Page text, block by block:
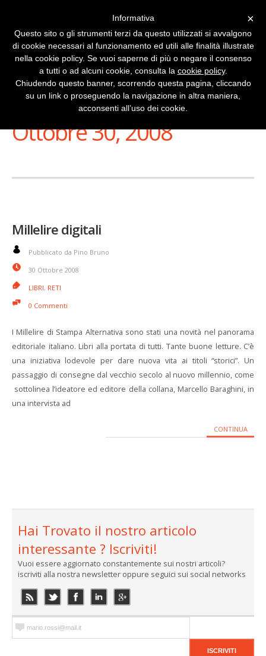
Stai Visualizzando
Ottobre 30, 2008
Millelire digitali
Pubblicato da Pino Bruno
30 Ottobre 2008
LIBRI, RETI
0 Commenti
I Millelire di Stampa Alternativa sono stati una novità nel panorama
editoriale italiano. Libri alla portata di tutti. Tante buone letture. C’è
una iniziativa lodevole per dare nuova vita ai titoli “storici”. Un
passaggio di consegne dal vecchio secolo al nuovo millennio, come
sottolinea l’ideatore ed editore della collana, Marcello Baraghini, in
una intervista ad
CONTINUA
Hai Trovato il nostro articolo
interessante ? Iscriviti!
Vuoi essere aggiornato constantemente sui nostri articoli?
iscriviti alla nostra newsletter oppure seguici sui social networks
×
Informativa
Questo sito o gli strumenti terzi da questo utilizzati si avvalgono
di cookie necessari al funzionamento ed utili alle finalità illustrate
nella cookie policy. Se vuoi saperne di più o negare il consenso
a tutti o ad alcuni cookie, consulta la cookie policy.
Chiudendo questo banner, scorrendo questa pagina, cliccando
su un link o proseguendo la navigazione in altra maniera,
acconsenti all’uso dei cookie.